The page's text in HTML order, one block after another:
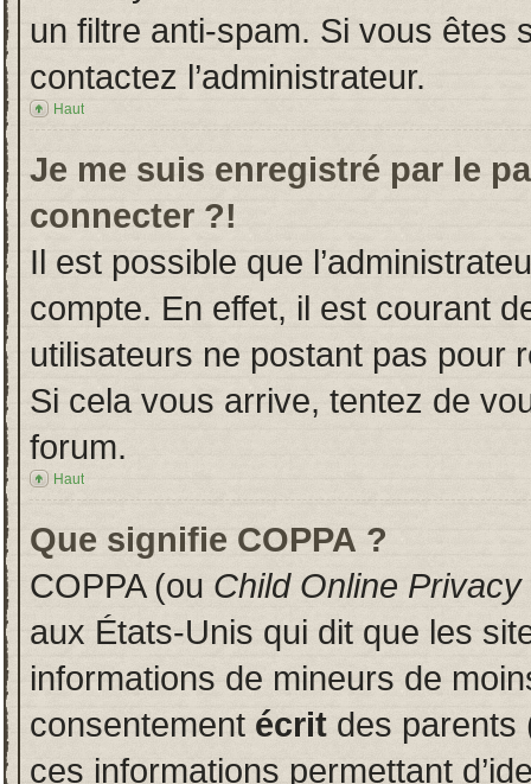
un filtre anti-spam. Si vous êtes
contactez l’administrateur.
Haut
Je me suis enregistré par le
connecter ?!
Il est possible que
compte. En effet, il est courant
utilisateurs ne postant pas pour
Si cela vous arrive, tentez de
forum.
Haut
Que signifie COPPA ?
COPPA (ou Child Online
aux États-Unis qui dit que les
informations de mineurs de
consentement écrit des parents
ces informations permettant